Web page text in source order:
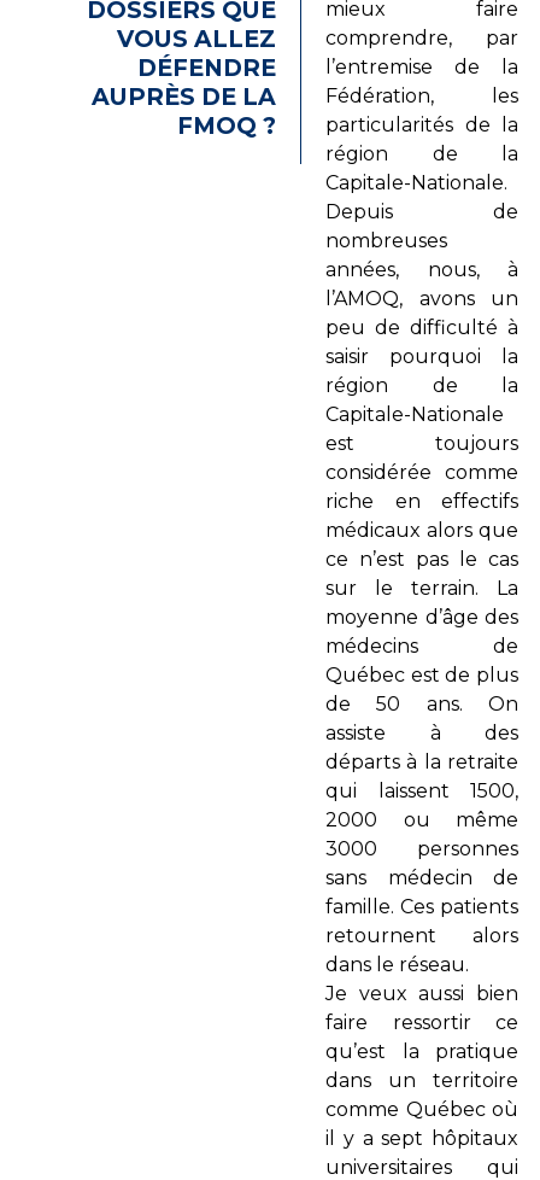
DOSSIERS QUE
VOUS ALLEZ
DÉFENDRE
AUPRÈS DE LA
FMOQ ?
mieux faire
comprendre, par
l’entremise de la
Fédération, les
particularités de la
région de la
Capitale-Nationale.
Depuis de
nombreuses
années, nous, à
l’AMOQ, avons un
peu de difficulté à
saisir pourquoi la
région de la
Capitale-Nationale
est toujours
considérée comme
riche en effectifs
médicaux alors que
ce n’est pas le cas
sur le terrain. La
moyenne d’âge des
médecins de
Québec est de plus
de 50 ans. On
assiste à des
départs à la retraite
qui laissent 1500,
2000 ou même
3000 personnes
sans médecin de
famille. Ces patients
retournent alors
dans le réseau.
Je veux aussi bien
faire ressortir ce
qu’est la pratique
dans un territoire
comme Québec où
il y a sept hôpitaux
universitaires qui